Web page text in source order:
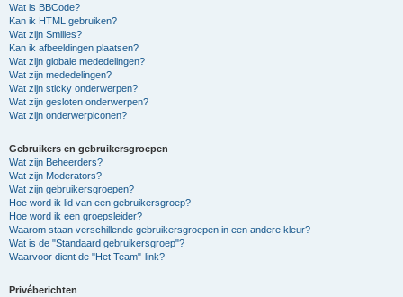
Wat is BBCode?
Kan ik HTML gebruiken?
Wat zijn Smilies?
Kan ik afbeeldingen plaatsen?
Wat zijn globale mededelingen?
Wat zijn mededelingen?
Wat zijn sticky onderwerpen?
Wat zijn gesloten onderwerpen?
Wat zijn onderwerpiconen?
Gebruikers en gebruikersgroepen
Wat zijn Beheerders?
Wat zijn Moderators?
Wat zijn gebruikersgroepen?
Hoe word ik lid van een gebruikersgroep?
Hoe word ik een groepsleider?
Waarom staan verschillende gebruikersgroepen in een andere kleur?
Wat is de "Standaard gebruikersgroep"?
Waarvoor dient de "Het Team"-link?
Privéberichten